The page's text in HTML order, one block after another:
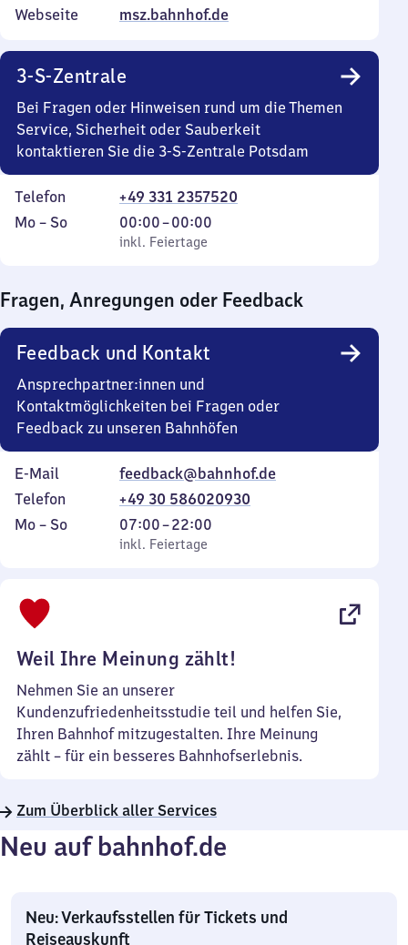
Webseite msz.bahnhof.de
3-S-Zentrale
Bei Fragen oder Hinweisen rund um die Themen
Service, Sicherheit oder Sauberkeit
kontaktieren Sie die 3-S-Zentrale Potsdam
Telefon
+49 331 2357520
Montag
Mo – So,
inkl. Feiertage
00:00–00:00
Von
0
0
Uhr
inkl. Feiertage
Fragen, Anregungen oder Feedback
Feedback und Kontakt
Ansprechpartner:innen und
Kontaktmöglichkeiten bei Fragen oder
Feedback zu unseren Bahnhöfen
E-Mail
feedback@bahnhof.de
Telefon
+49 30 586020930
Montag
Mo – So,
inkl. Feiertage
07:00–22:00
Von
7
inkl. Feiertage
Weil Ihre Meinung zählt!
Nehmen Sie an unserer
Kundenzufriedenheitsstudie teil und helfen Sie,
Ihren Bahnhof mitzugestalten. Ihre Meinung
zählt – für ein besseres Bahnhofserlebnis.
Zum Überblick aller Services
Neu auf bahnhof.de
Neu: Verkaufsstellen für Tickets und
Reiseauskunft